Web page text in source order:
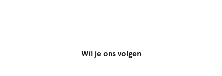
Wil je ons volgen